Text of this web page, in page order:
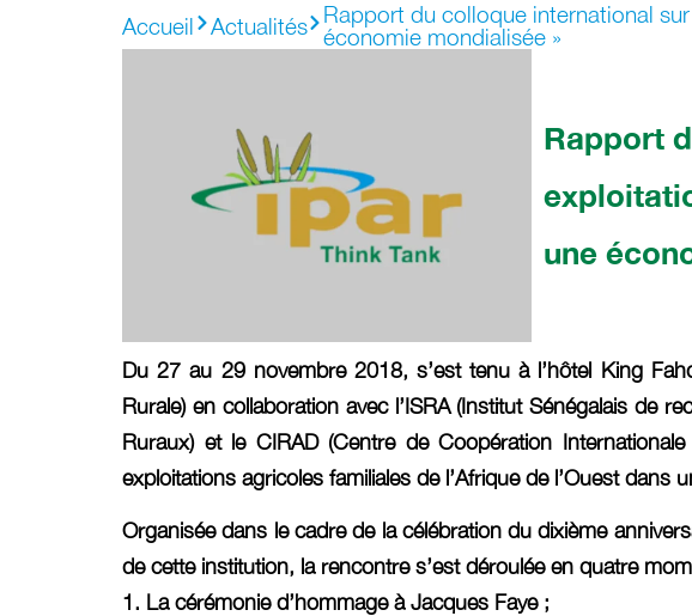
Accueil Actualités
Rapport du colloque international
économie mondialisée »
Rapport
une
Du 27 au 29 novembre 2018, s’est tenu à l’hôtel King
Rurale) en collaboration avec l’ISRA (Institut Sénégalais de
Ruraux) et le CIRAD (Centre de Coopération
exploitations agricoles familiales de l’Afrique de l’Ouest dans
Organisée dans le cadre de la célébration du dixième
de cette institution, la rencontre s’est déroulée en quatre
1. La cérémonie d’hommage à Jacques Faye ;